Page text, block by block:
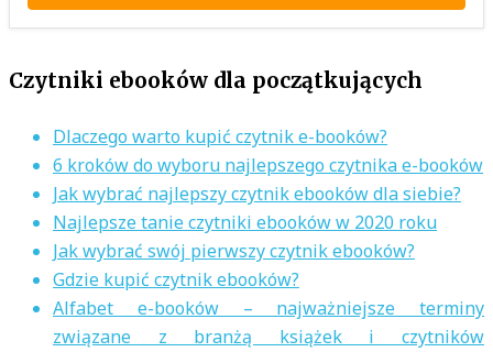
Czytniki ebooków dla początkujących
Dlaczego warto kupić czytnik e-booków?
6 kroków do wyboru najlepszego czytnika e-booków
Jak wybrać najlepszy czytnik ebooków dla siebie?
Najlepsze tanie czytniki ebooków w 2020 roku
Jak wybrać swój pierwszy czytnik ebooków?
Gdzie kupić czytnik ebooków?
Alfabet e-booków – najważniejsze terminy
związane z branżą książek i czytników